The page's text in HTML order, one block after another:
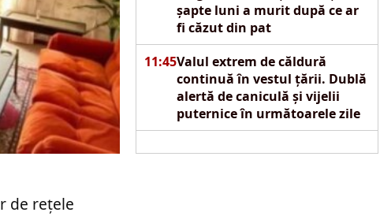
șapte luni a murit după ce ar
fi căzut din pat
11:45Valul extrem de căldură
continuă în vestul țării. Dublă
alertă de caniculă și vijelii
puternice în următoarele zile
de rețele